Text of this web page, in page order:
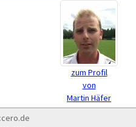
zum Profil
von
Martin Häfer